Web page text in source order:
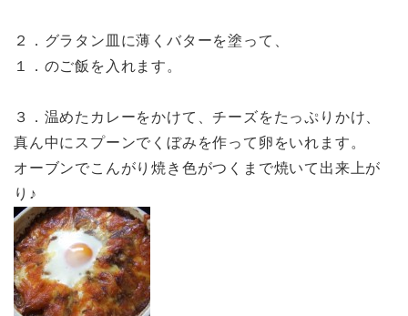
２．グラタン皿に薄くバターを塗って、
１．のご飯を入れます。
３．温めたカレーをかけて、チーズをたっぷりかけ、
真ん中にスプーンでくぼみを作って卵をいれます。
オーブンでこんがり焼き色がつくまで焼いて出来上が
り♪